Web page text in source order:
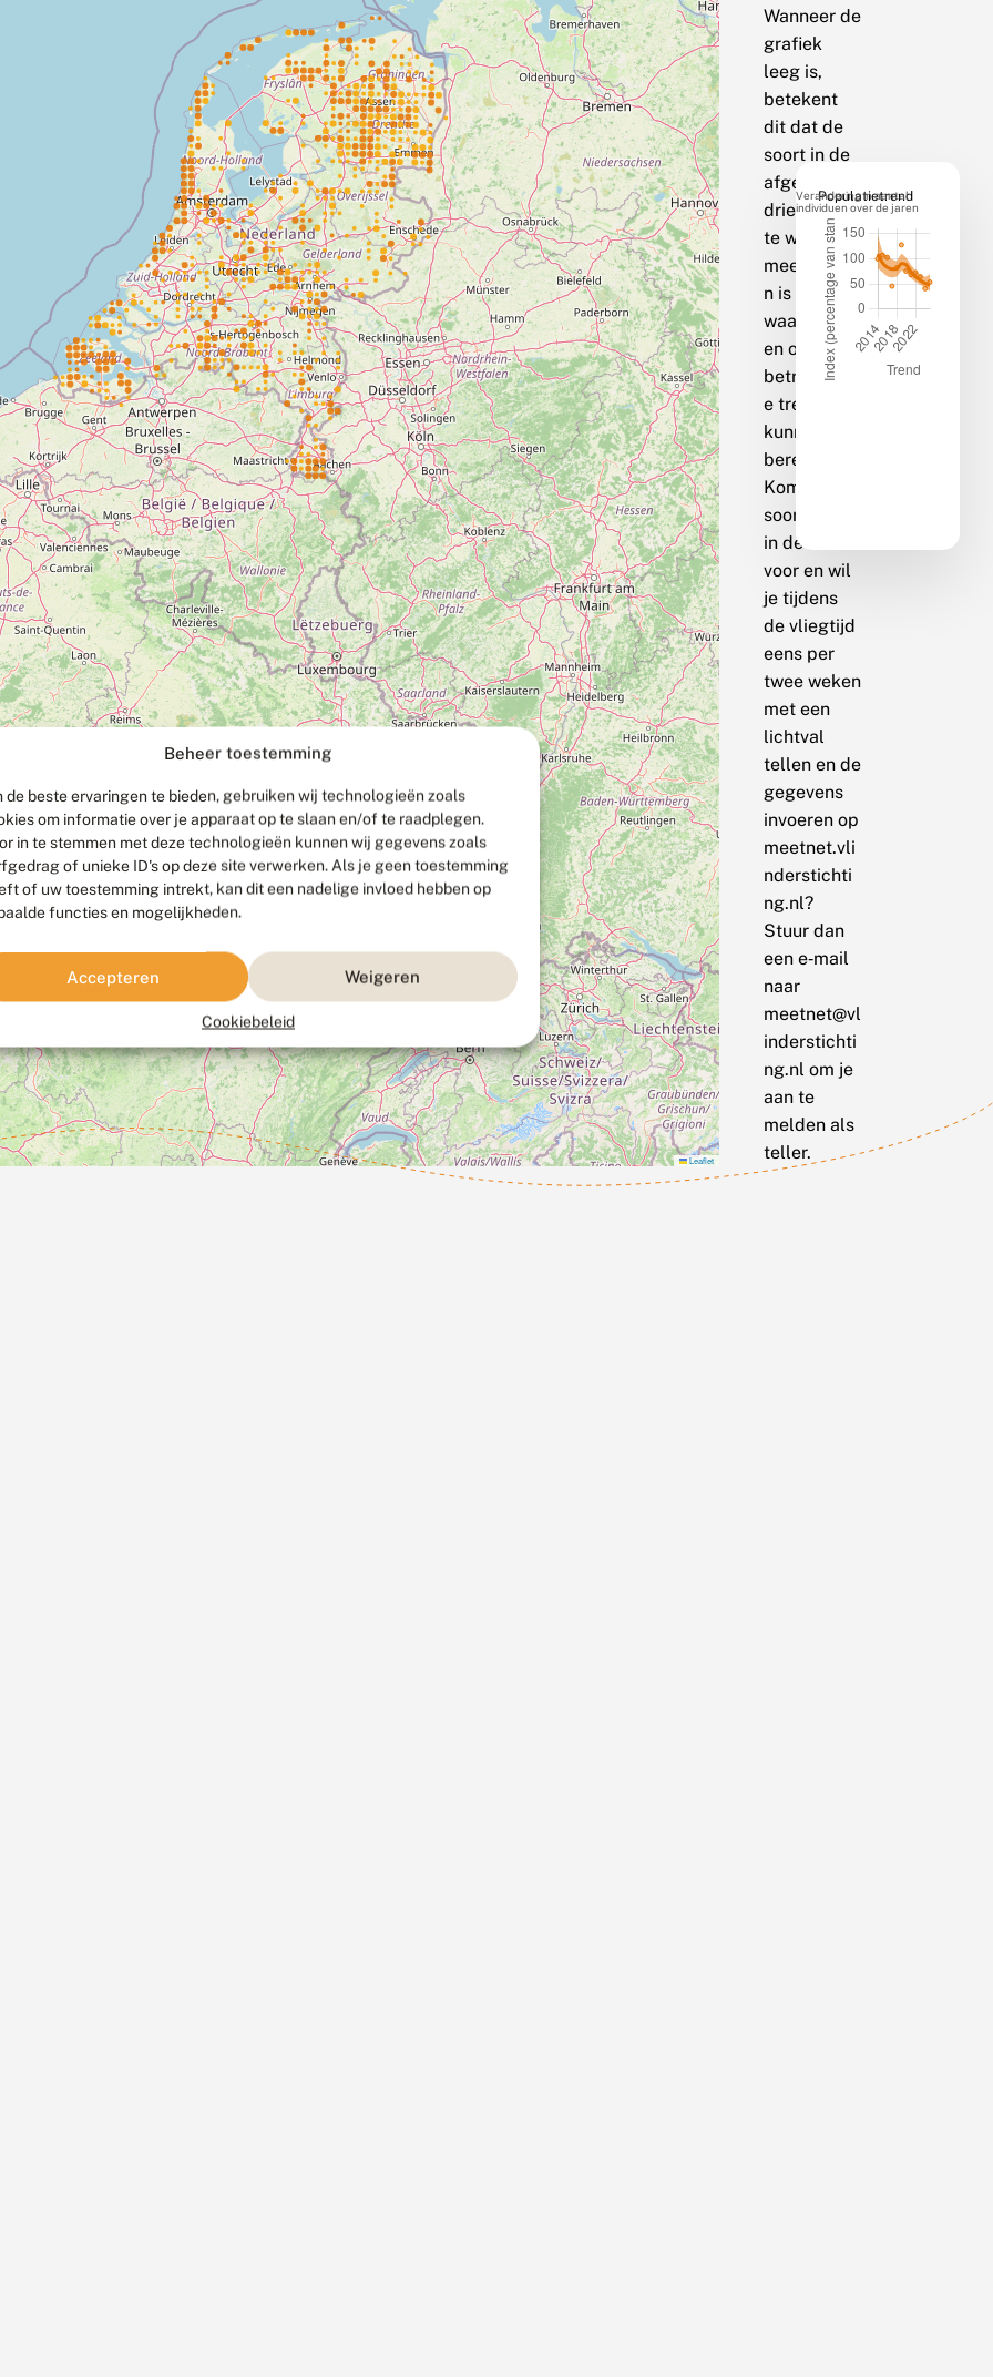
Beheer toestemming
de beste ervaringen te bieden, gebruiken wij technologieën zoals
om informatie over je apparaat op te slaan en/of te raadplegen.
in te stemmen met deze technologieën kunnen wij gegevens zoals
of unieke ID's op deze site verwerken. Als je geen toestemming
of uw toestemming intrekt, kan dit een nadelige invloed hebben op
functies en mogelijkheden.
Accepteren Weigeren
Cookiebeleid
Leaflet
Wanneer de
grafiek
leeg is,
betekent
dit dat de
soort in de
afgelopen
drie jaar op
te weinig
meetpunte
n is
waargenom
en om een
betrouwbar
e trend te
kunnen
berekenen.
Komt de
soort bij jou
in de buurt
voor en wil
je tijdens
de vliegtijd
eens per
twee weken
met een
lichtval
tellen en de
gegevens
invoeren op
meetnet.vli
nderstichti
ng.nl?
Stuur dan
een e‑mail
naar
meetnet@vl
inderstichti
ng.nl om je
aan te
melden als
teller.
Populatietrend
Verandering in aantal
individuen over de jaren